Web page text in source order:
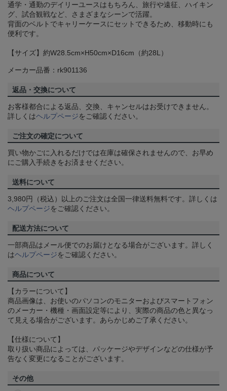
通学・通勤のデイリーユースはもちろん、旅行や遠征、ハイキン
グ、試合観戦など、さまざまなシーンで活躍。
背面のベルトでキャリーケースにセットできるため、移動時にも
便利です。
【サイズ】約W28.5cm×H50cm×D16cm（約28L）
メーカー品番：rk901136
返品・交換について
お客様都合による返品、交換、キャンセルはお受けできません。
詳しくはヘルプページをご確認ください。
ご注文の確定について
買い物かごに入れるだけでは在庫は確保されませんので、お早め
にご購入手続きをお済ませください。
送料について
3,980円（税込）以上のご注文は全国一律送料無料です。詳しくは
ヘルプページをご確認ください。
配送方法について
一部商品はメール便でのお届けとなる場合がございます。詳しく
はヘルプページをご確認ください。
商品について
【カラーについて】
商品画像は、お使いのパソコンのモニターおよびスマートフォン
のメーカー・機種・画面設定等により、実際の商品の色と異なっ
て見える場合がございます。あらかじめご了承ください。
【仕様について】
取り扱い商品によっては、パッケージやデザインなどの仕様が予
告なく変更になることがございます。
その他